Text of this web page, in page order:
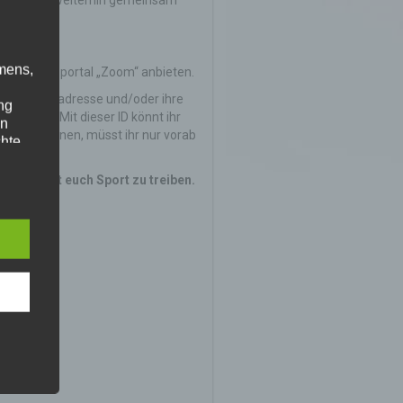
Videoportal „Zoom“ anbieten.
Emailadresse und/oder ihre
Mit dieser ID könnt ihr
zu können, müsst ihr nur vorab
um mit euch Sport zu treiben.